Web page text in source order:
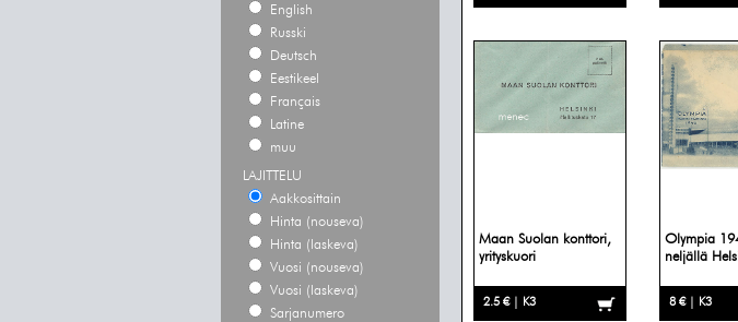
English
Russki
Deutsch
Eestikeel
Français
Latine
muu
LAJITTELU
Aakkosittain
Hinta (nouseva)
Hinta (laskeva)
Vuosi (nouseva)
Vuosi (laskeva)
Sarjanumero
Maan Suolan konttori,
yrityskuori
2.5 € | K3
Olympia
neljällä
8 € | K3